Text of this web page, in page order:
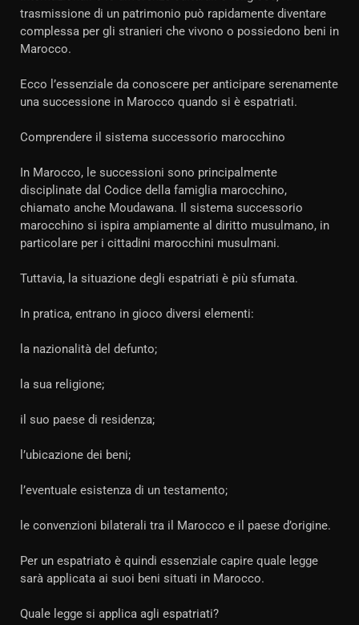
trasmissione di un patrimonio può rapidamente diventare
complessa per gli stranieri che vivono o possiedono beni in
Marocco.
Ecco l’essenziale da conoscere per anticipare serenamente
una successione in Marocco quando si è espatriati.
Comprendere il sistema successorio marocchino
In Marocco, le successioni sono principalmente
disciplinate dal Codice della famiglia marocchino,
chiamato anche Moudawana. Il sistema successorio
marocchino si ispira ampiamente al diritto musulmano, in
particolare per i cittadini marocchini musulmani.
Tuttavia, la situazione degli espatriati è più sfumata.
In pratica, entrano in gioco diversi elementi:
la nazionalità del defunto;
la sua religione;
il suo paese di residenza;
l’ubicazione dei beni;
l’eventuale esistenza di un testamento;
le convenzioni bilaterali tra il Marocco e il paese d’origine.
Per un espatriato è quindi essenziale capire quale legge
sarà applicata ai suoi beni situati in Marocco.
Quale legge si applica agli espatriati?